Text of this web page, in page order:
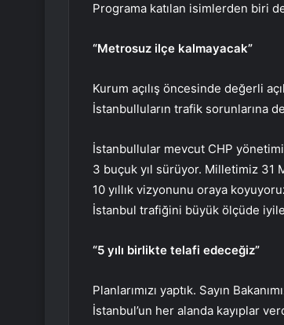
Programa katılan isimlerden biri
“Metrosuz ilçe kalmayacak”
Kurum açılış öncesinde değerli
İstanbulluların trafik sorunlarına
İstanbullular mevcut CHP
3 buçuk yıl sürüyor. Milletimiz 31
10 yıllık vizyonunu oraya
İstanbul trafiğini büyük ölçüde
“5 yılı birlikte telafi edeceğiz”
Planlarımızı yaptık. Sayın
İstanbul’un her alanda kayıplar